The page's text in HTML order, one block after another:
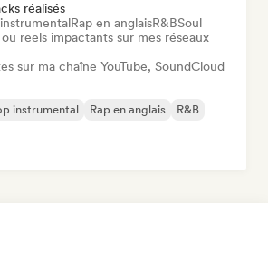
réalisés
Rap en anglaisR&BSoul
reels impactants sur mes réseaux
sur ma chaîne YouTube, SoundCloud
instrumental Rap en anglais
R&B